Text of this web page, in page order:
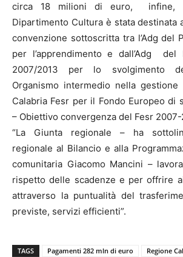
circa 18 milioni di euro, infine,
Dipartimento Cultura è stata destinata
convenzione sottoscritta tra l’Adg del
per l’apprendimento e dall’Adg del
2007/2013 per lo svolgimento
Organismo intermedio nella
Calabria Fesr per il Fondo Europeo di
– Obiettivo convergenza del Fesr 2007-
“La Giunta regionale – ha
regionale al Bilancio e alla
comunitaria Giacomo Mancini –
rispetto delle scadenze e per offrire
attraverso la puntualità del
previste, servizi efficienti”.
TAGS Pagamenti 282 mln di euro Regione